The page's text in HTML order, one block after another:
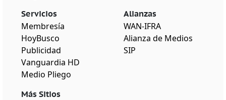
Servicios
Membresía
HoyBusco
Publicidad
Vanguardia HD
Medio Pliego
Más Sitios
Alianzas
WAN-IFRA
Alianza de Medios
SIP